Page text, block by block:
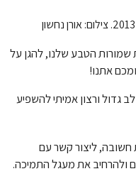
שמורות הטבע שלנו, להגן על
אתנו!
גדול ורצון אמיתי להשפיע
חשובה, ליצור קשר עם
ולהרחיב את מעגל התמיכה.